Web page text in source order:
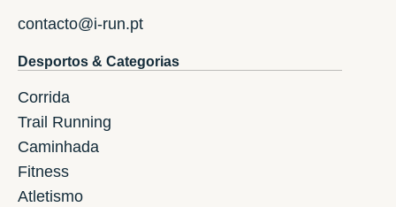
contacto@i-run.pt
Desportos & Categorias
Corrida
Trail Running
Caminhada
Fitness
Atletismo